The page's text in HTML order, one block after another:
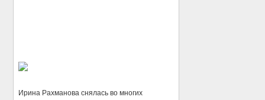
Ирина Рахманова снялась во многих